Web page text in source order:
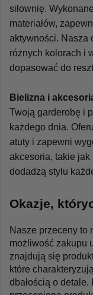
siłownię.
materiałów,
aktywności. Nasza
różnych kolorach i
dopasować do
Bielizna i
Twoją garderobę i
każdego dnia.
atuty i zapewni
akcesoria, takie jak
dodadzą stylu
Okazje,
Nasze przeceny to
możliwość zakupu
znajdują się
które
dbałością o